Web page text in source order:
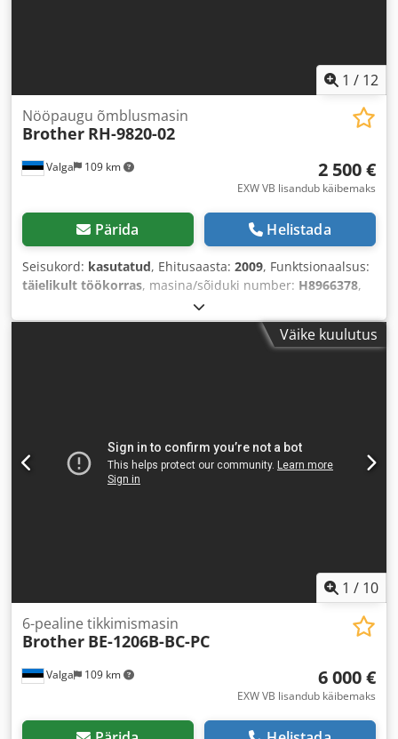
1 / 12
Valga 109 km
Nööpaugu õmblusmasin
Brother RH-9820-02
2 500 €
EXW VB lisandub käibemaks
Pärida Helistada
Seisukord: kasutatud, Ehitusaasta: 2009, Funktsionaalsus:
täielikult töökorras, masina/sõiduki number: H8966378,
400 W, sisendpinge:
sisendtüüpi vool:kolmefaasiline, pneumaatiline ühendus:
Väike kuulutus
1 / 10
Valga 109 km
6-pealine tikkimismasin
Brother BE-1206B-BC-PC
6 000 €
EXW VB lisandub käibemaks